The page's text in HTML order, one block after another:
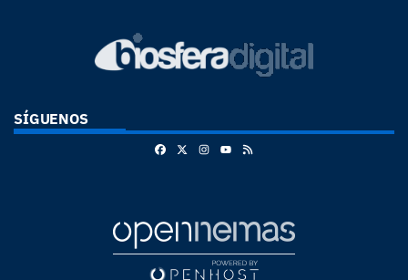
SÍGUENOS
FacebookInstagram